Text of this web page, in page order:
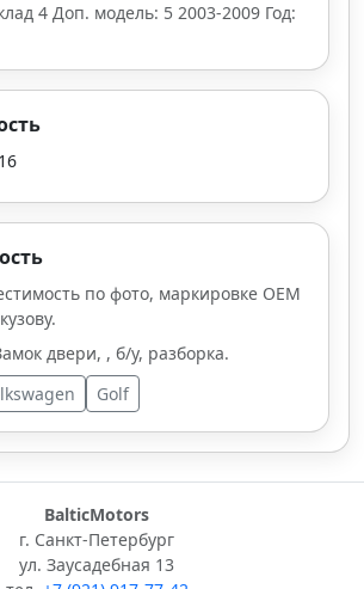
4 Доп. модель: 5 2003-2009 Год:
по фото, маркировке OEM
двери, , б/у, разборка.
Golf
BalticMotors
г. Санкт-Петербург
ул. Заусадебная 13